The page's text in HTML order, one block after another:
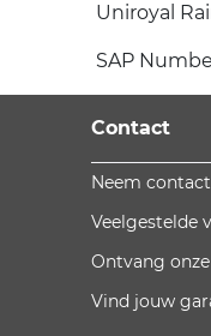
Uniroyal
SAP
Contact
Neem
Veelgestelde
Ontvang
Vind jouw